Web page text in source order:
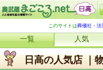
このサイトは葬儀社・法
一覧 人気
日高の人気店 ｜